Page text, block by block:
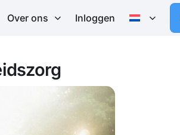
Over ons Inloggen